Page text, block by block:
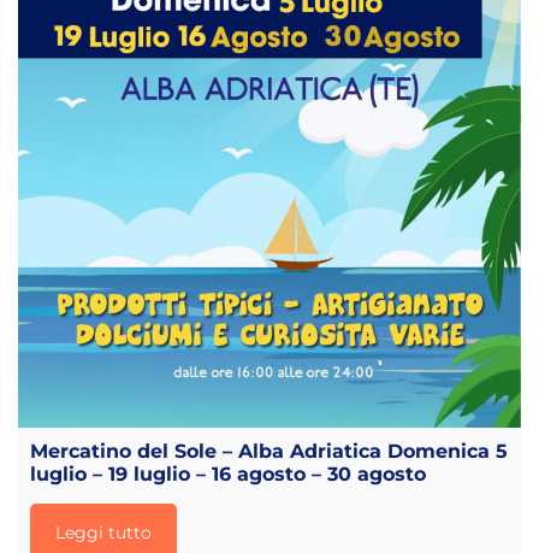
Mercatino del Sole – Alba Adriatica Domenica 5
luglio – 19 luglio – 16 agosto – 30 agosto
Leggi tutto